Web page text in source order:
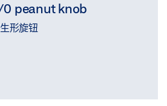
0 peanut knob
形旋钮